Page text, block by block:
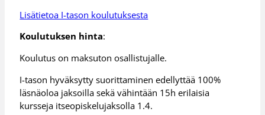
Lisätietoa I-tason koulutuksesta
Koulutuksen hinta:
Koulutus on maksuton osallistujalle.
I-tason hyväksytty suorittaminen edellyttää 100%
läsnäoloa jaksoilla sekä vähintään 15h erilaisia
kursseja itseopiskelujaksolla 1.4.